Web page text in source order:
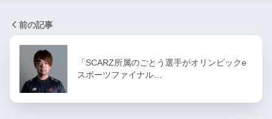
前の記事
「SCARZ所属のごとう選手がオリンピックe
スポーツファイナル…